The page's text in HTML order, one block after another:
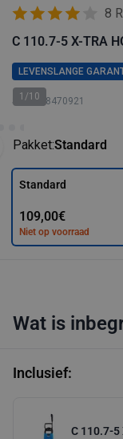
8
C 110.7-5 X-TRA
LEVENSLANGE
SKU: 128470921
1/10
Pakket:Standard
Standard
109,00€
Niet op voorraad
Wat is
Inclusief:
C 110.7-